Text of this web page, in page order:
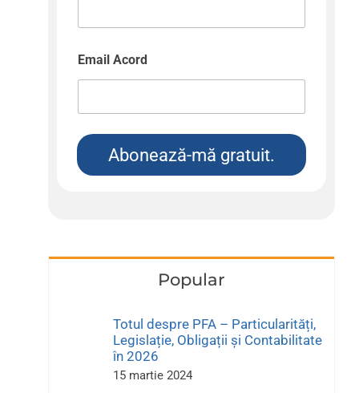
Email Acord
Abonează-mă gratuit.
Popular
Totul despre PFA – Particularități,
Legislație, Obligații și Contabilitate
în 2026
15 martie 2024